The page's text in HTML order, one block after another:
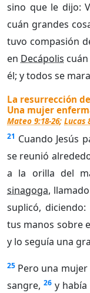
sino que le dijo:
cuán grandes
tuvo compasión
en Decápolis
él; y todos se
La resurrección
Una mujer
Mateo 9:18-26; Lucas
21 Cuando Jesús
se reunió
a la orilla del
sinagoga,
suplicó,
tus manos sobre
y lo seguía una
25 Pero una
sangre, 26 y